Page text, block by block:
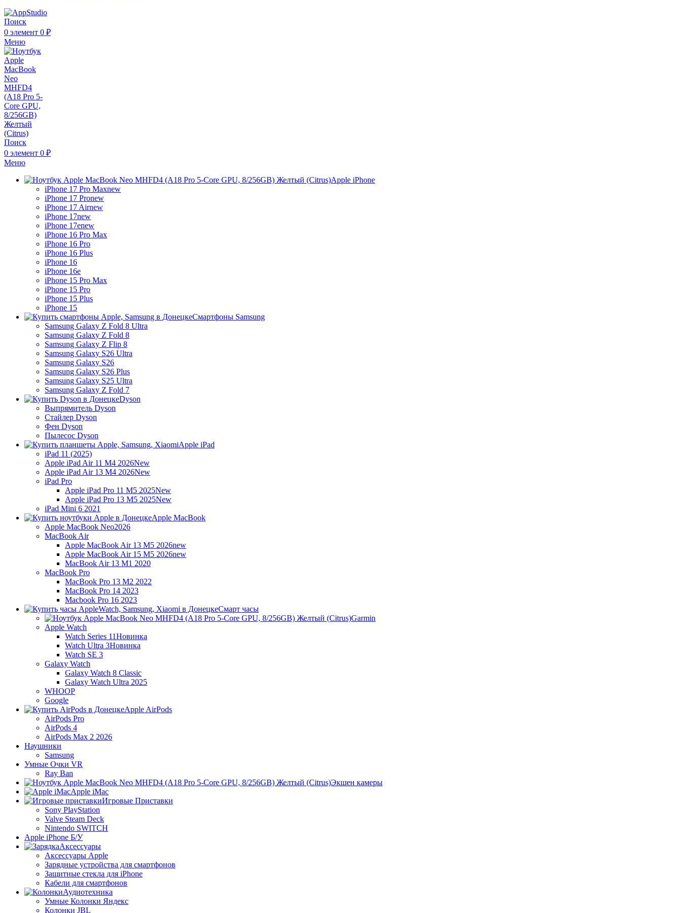
Поиск
0 элемент 0 ₽
Меню
Поиск
0 элемент 0 ₽
Меню
Apple iPhone
iPhone 17 Pro Maxnew
iPhone 17 Pronew
iPhone 17 Airnew
iPhone 17new
iPhone 17enew
iPhone 16 Pro Max
iPhone 16 Pro
iPhone 16 Plus
iPhone 16
iPhone 16e
iPhone 15 Pro Max
iPhone 15 Pro
iPhone 15 Plus
iPhone 15
Смартфоны Samsung
Samsung Galaxy Z Fold 8 Ultra
Samsung Galaxy Z Fold 8
Samsung Galaxy Z Flip 8
Samsung Galaxy S26 Ultra
Samsung Galaxy S26
Samsung Galaxy S26 Plus
Samsung Galaxy S25 Ultra
Samsung Galaxy Z Fold 7
Dyson
Выпрямитель Dyson
Стайлер Dyson
Фен Dyson
Пылесос Dyson
Apple iPad
iPad 11 (2025)
Apple iPad Air 11 M4 2026New
Apple iPad Air 13 M4 2026New
iPad Pro
Apple iPad Pro 11 M5 2025New
Apple iPad Pro 13 M5 2025New
iPad Mini 6 2021
Apple MacBook
Apple MacBook Neo2026
MacBook Air
Apple MacBook Air 13 M5 2026new
Apple MacBook Air 15 M5 2026new
MacBook Air 13 M1 2020
MacBook Pro
MacBook Pro 13 M2 2022
MacBook Pro 14 2023
Macbook Pro 16 2023
Смарт часы
Garmin
Apple Watch
Watch Series 11Новинка
Watch Ultra 3Новинка
Watch SE 3
Galaxy Watch
Galaxy Watch 8 Classic
Galaxy Watch Ultra 2025
WHOOP
Google
Apple AirPods
AirPods Pro
AirPods 4
AirPods Max 2 2026
Наушники
Samsung
Умные Очки VR
Ray Ban
Экшен камеры
Apple iMac
Игровые Приставки
Sony PlayStation
Valve Steam Deck
Nintendo SWITCH
Apple iPhone Б/У
Аксессуары
Аксессуары Apple
Зарядные устройства для смартфонов
Защитные стекла для iPhone
Кабели для смартфонов
Аудиотехника
Умные Колонки Яндекс
Колонки JBL